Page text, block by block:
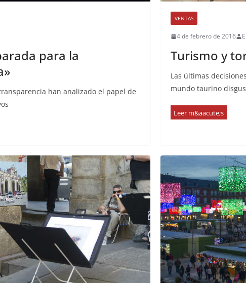
para la
han analizado el papel de
VENTAS
4 de febrero de 2016
Turismo y
Las últimas
mundo taurino